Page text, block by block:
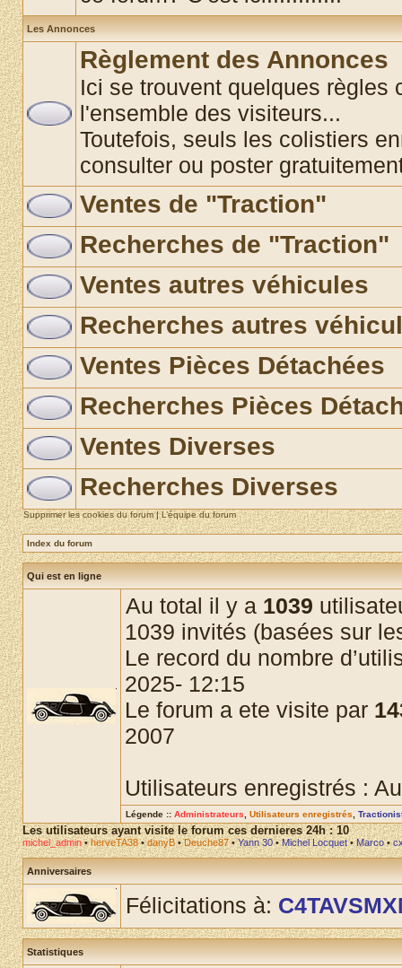
Les Annonces
Règlement des Annonces
Ici se trouvent quelques règles
l'ensemble des visiteurs...
Toutefois, seuls les colistiers
consulter ou poster
Ventes de "Traction"
Recherches de "Traction"
Ventes autres véhicules
Recherches autres
Ventes Pièces Détachées
Recherches Pièces
Ventes Diverses
Recherches Diverses
Supprimer les cookies du forum|L’équipe du forum
Index du forum
Qui est en ligne
Au total il y a 1039
1039 invités (basées sur
Le record du nombre
2025- 12:15
Le forum a ete visite par
2007
Utilisateurs enregistrés :
Légende :: Administrateurs Utilisateurs enregistrés
Les utilisateurs ayant visite le forum ces dernieres 24h : 10
michel_admin•herveTA38•danyB•Deuche87•Yann 30•Michel Locquet•Marco•
Anniversaires
Félicitations à:
Statistiques